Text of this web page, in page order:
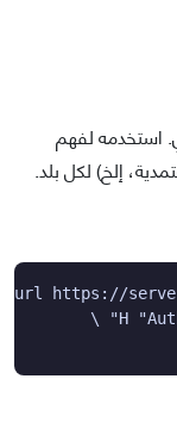
استخدمه لفهم
إلخ) لكل بلد.